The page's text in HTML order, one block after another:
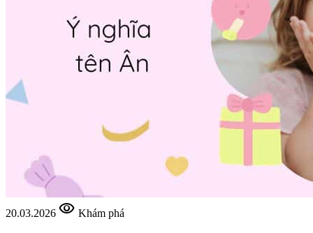
20.03.2026 visibility Khám phá